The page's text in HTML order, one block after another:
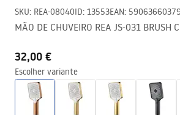
SKU: REA-08040ID: 13553EAN:
MÃO DE CHUVEIRO REA JS-031 BRUSH
32,00 €
Escolher variante